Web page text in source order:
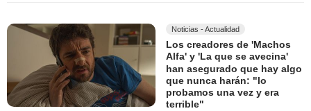
Noticias - Actualidad
Los creadores de 'Machos
Alfa' y 'La que se avecina'
han asegurado que hay algo
que nunca harán: "lo
probamos una vez y era
terrible"